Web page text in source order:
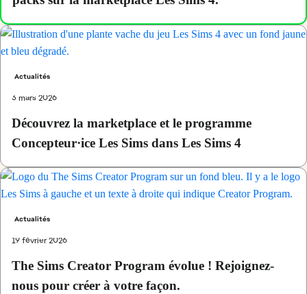
Actualités
3 mars 2026
Découvrez la marketplace et le programme
Concepteur·ice Les Sims dans Les Sims 4
Actualités
19 février 2026
The Sims Creator Program évolue ! Rejoignez-
nous pour créer à votre façon.